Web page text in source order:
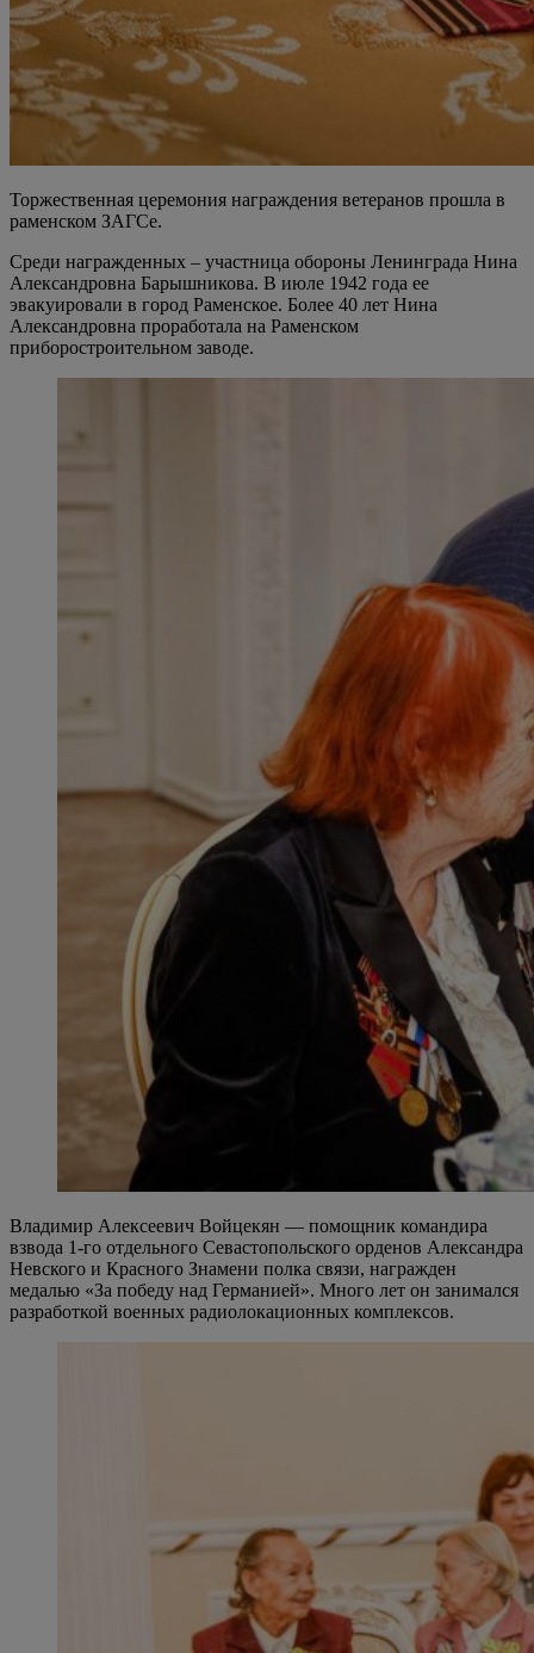
Торжественная церемония награждения ветеранов прошла в
раменском ЗАГСе.
Среди награжденных – участница обороны Ленинграда Нина
Александровна Барышникова. В июле 1942 года ее
эвакуировали в город Раменское. Более 40 лет Нина
Александровна проработала на Раменском
приборостроительном заводе.
Владимир Алексеевич Войцекян — помощник командира
взвода 1-го отдельного Севастопольского орденов Александра
Невского и Красного Знамени полка связи, награжден
медалью «За победу над Германией». Много лет он занимался
разработкой военных радиолокационных комплексов.